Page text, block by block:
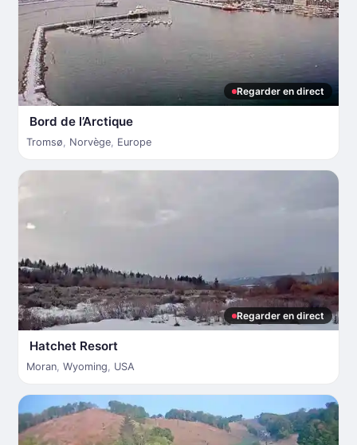
Regarder en direct
Bord de l’Arctique
Tromsø, Norvège, Europe
Regarder en direct
Hatchet Resort
Moran, Wyoming, USA